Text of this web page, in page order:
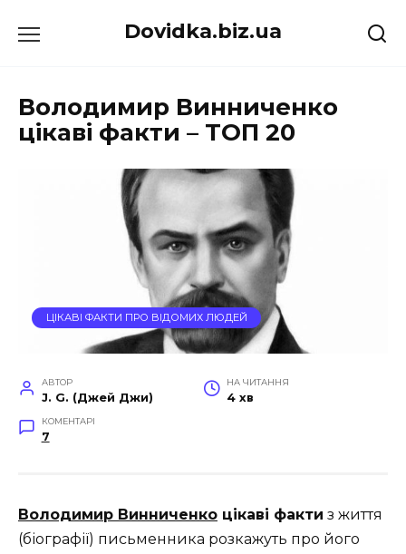
до
Dovidka.biz.ua
Володимир Винниченко
цікаві факти – ТОП 20
ЦІКАВІ ФАКТИ ПРО ВІДОМИХ ЛЮДЕЙ
АВТОР
J. G. (Джей Джи)
НА ЧИТАННЯ
4 хв
КОМЕНТАРІ
7
Володимир Винниченко цікаві факти з життя
(біографії) письменника розкажуть про його